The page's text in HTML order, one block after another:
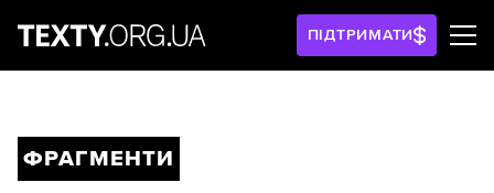
ПІДТРИМАТИ
ФРАГМЕНТИ